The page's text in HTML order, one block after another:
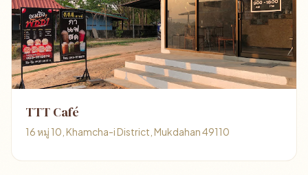
TTT Café
16 หมู่ 10, Khamcha-i District, Mukdahan 49110